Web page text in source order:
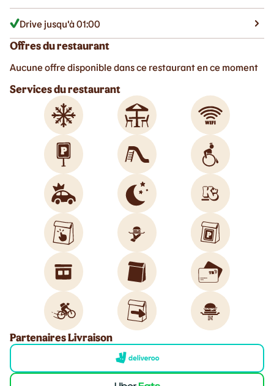
Drive jusqu'à 01:00
Offres du restaurant
Aucune offre disponible dans ce restaurant en ce moment
Services du restaurant
Partenaires Livraison